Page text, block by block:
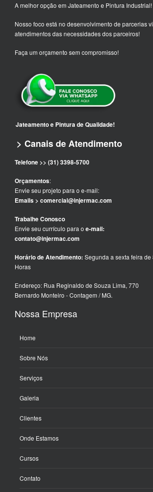
A melhor opção em Jateamento e Pintura Industrial!
Nosso foco está no desenvolvimento de parcerias
atendimentos das necessidades dos parceiros!
Faça um orçamento sem compromisso!
Jateamento e Pintura de Qualidade!
> Canais de Atendimento
Telefone >> (31) 3398-5700
Orçamentos:
Envie seu projeto para o e-mail:
Emails > comercial@injermac.com
Trabalhe Conosco
Envie seu currículo para o e-mail:
contato@injermac.com
Horário de Atendimento: Segunda a sexta feira de
Horas
Endereço: Rua Reginaldo de Souza Lima, 770
Bernardo Monteiro - Contagem / MG.
Nossa Empresa
Home
Sobre Nós
Serviços
Galeria
Clientes
Onde Estamos
Cursos
Contato